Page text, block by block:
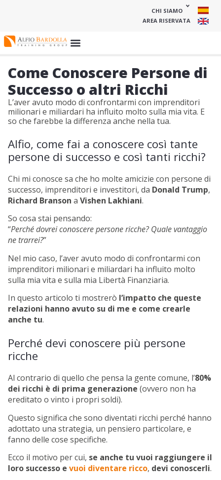
CHI SIAMO
AREA RISERVATA
Come Conoscere Persone di
Successo o altri Ricchi
L’aver avuto modo di confrontarmi con imprenditori
milionari e miliardari ha influito molto sulla mia vita. E
so che farebbe la differenza anche nella tua.
Alfio, come fai a conoscere così tante
persone di successo e così tanti ricchi?
Chi mi conosce sa che ho molte amicizie con persone di
successo, imprenditori e investitori, da Donald Trump,
Richard Branson a Vishen Lakhiani.
So cosa stai pensando:
“Perché dovrei conoscere persone ricche? Quale vantaggio
ne trarrei?”
Nel mio caso, l’aver avuto modo di confrontarmi con
imprenditori milionari e miliardari ha influito molto
sulla mia vita e sulla mia Libertà Finanziaria.
In questo articolo ti mostrerò l’impatto che queste
relazioni hanno avuto su di me e come crearle
anche tu.
Perché devi conoscere più persone
ricche
Al contrario di quello che pensa la gente comune, l’80%
dei ricchi è di prima generazione (ovvero non ha
ereditato o vinto i propri soldi).
Questo significa che sono diventati ricchi perché hanno
adottato una strategia, un pensiero particolare, e
fanno delle cose specifiche.
Ecco il motivo per cui, se anche tu vuoi raggiungere il
loro successo e vuoi diventare ricco, devi conoscerli.